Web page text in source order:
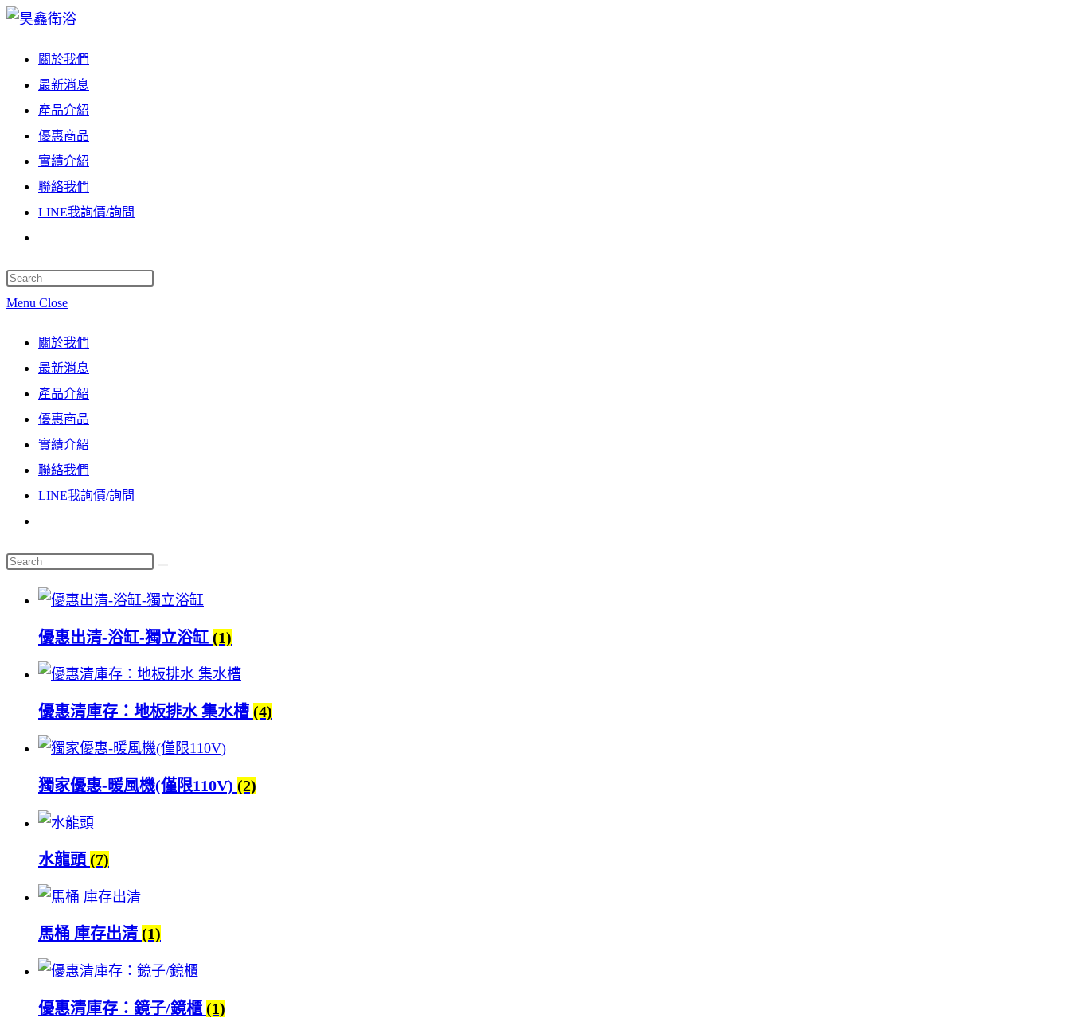
Skip
content
關於我們
最新消息
產品介紹
優惠商品
實績介紹
聯絡我們
LINE我詢價/詢問
search
Press
Menu Close
關於我們
最新消息
產品介紹
優惠商品
實績介紹
聯絡我們
LINE我詢價/詢問
search
Search
優惠出清-浴缸-獨立浴缸 (1)
優惠清庫存：地板排水 集水槽 (4)
獨家優惠-暖風機(僅限110V) (2)
水龍頭 (7)
馬桶 庫存出清 (1)
優惠清庫存：鏡子/鏡櫃 (1)